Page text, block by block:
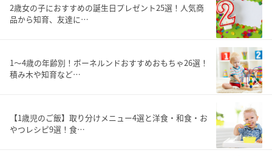
2歳女の子におすすめの誕生日プレゼント25選！人気商
品から知育、友達に…
1〜4歳の年齢別！ボーネルンドおすすめおもちゃ26選！
積み木や知育など…
【1歳児のご飯】取り分けメニュー4選と洋食・和食・お
やつレシピ9選！食…